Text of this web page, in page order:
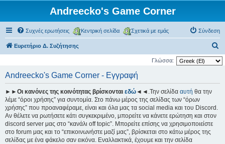
Andreecko's Game Corner
Συχνές ερωτήσεις Κεντρική σελίδα Σχετικά με εμάς Σύνδεση
Ευρετήριο Δ. Συζήτησης
ν
Γλώσσα:
Andreecko's Game Corner - Εγγραφή
►►Οι κανόνες της κοινότητας βρίσκονται εδώ◄◄.Την σελίδα αυτή θα την
λέμε “όροι χρήσης” για συντομία. Στο πάνω μέρος της σελίδας των “όρων
χρήσης” που προαναφέραμε, είναι και όλα μας τα social media και του Discord.
Αν θέλετε να ρωτήσετε κάτι συγκεκριμένο, μπορείτε να κάνετε ερώτηση και στον
discord server μας στο “κανάλι off topic”. Μπορείτε επίσης να χρησιμοποιείστε
στο forum μας και το “επικοινωνήστε μαζί μας”, βρίσκεται στο κάτω μέρος της
σελίδας με ένα φάκελο σαν εικόνα. Εναλλακτικά, έχουμε και την σελίδα